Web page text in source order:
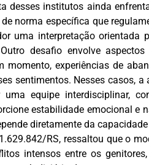
desses institutos ainda
norma específica que
uma interpretação orientada
desafio envolve
momento, experiências de
sentimentos. Nesses casos,
uma equipe interdisciplinar,
estabilidade emocional e
diretamente da
RS, ressaltou que o
intensos entre os